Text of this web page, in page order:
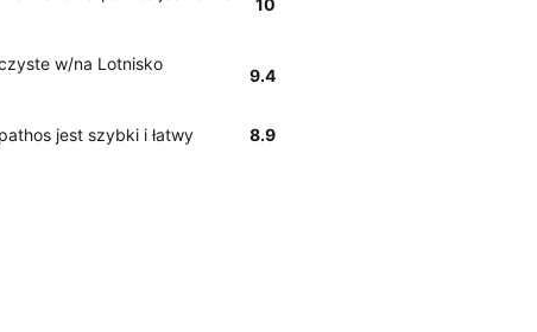
10
w/na Lotnisko
9.4
jest szybki i łatwy 8.9